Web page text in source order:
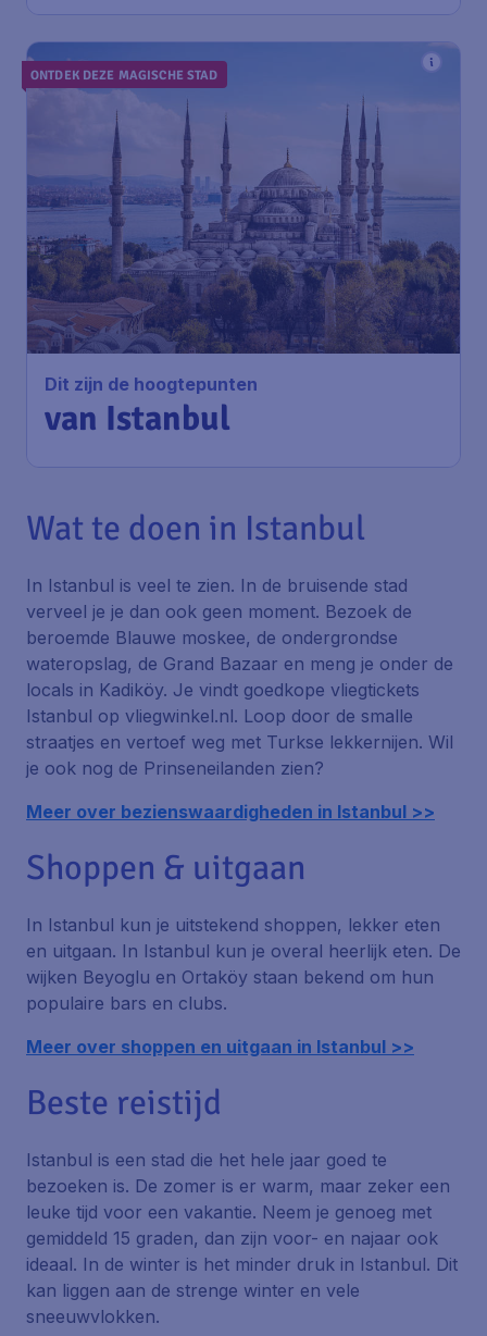
ONTDEK DEZE MAGISCHE STAD
Dit zijn de hoogtepunten
van Istanbul
Wat te doen in Istanbul
In Istanbul is veel te zien. In de bruisende stad
verveel je je dan ook geen moment. Bezoek de
beroemde Blauwe moskee, de ondergrondse
wateropslag, de Grand Bazaar en meng je onder de
locals in Kadiköy. Je vindt goedkope vliegtickets
Istanbul op vliegwinkel.nl. Loop door de smalle
straatjes en vertoef weg met Turkse lekkernijen. Wil
je ook nog de Prinseneilanden zien?
Meer over bezienswaardigheden in Istanbul >>
Shoppen & uitgaan
In Istanbul kun je uitstekend shoppen, lekker eten
en uitgaan. In Istanbul kun je overal heerlijk eten. De
wijken Beyoglu en Ortaköy staan bekend om hun
populaire bars en clubs.
Meer over shoppen en uitgaan in Istanbul >>
Beste reistijd
Istanbul is een stad die het hele jaar goed te
bezoeken is. De zomer is er warm, maar zeker een
leuke tijd voor een vakantie. Neem je genoeg met
gemiddeld 15 graden, dan zijn voor- en najaar ook
ideaal. In de winter is het minder druk in Istanbul. Dit
kan liggen aan de strenge winter en vele
sneeuwvlokken.